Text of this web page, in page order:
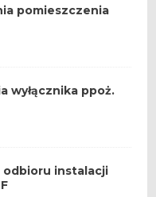
pomieszczenia
wyłącznika ppoż.
odbioru instalacji